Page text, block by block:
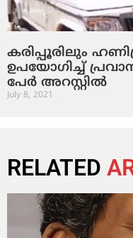
കരിപ്പൂരിലും
ഉപയോഗിച്ച്
പേര്‍ അറസ്റ്റില്‍
July 8, 2021
RELATED